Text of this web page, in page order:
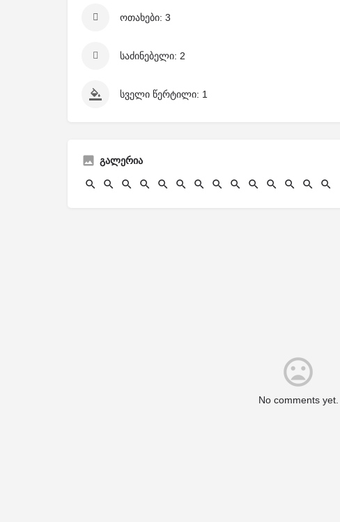
ოთახები: 3
საძინებელი: 2
სველი წერტილი: 1
გალერია
No comments yet.